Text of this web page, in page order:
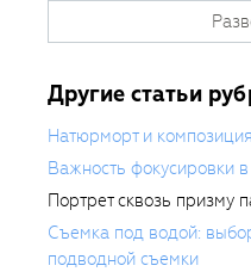
Contest
Другие статьи
Натюрморт и композиция
Важность фокусировки
Портрет сквозь призму
Съемка под водой:
подводной съемки